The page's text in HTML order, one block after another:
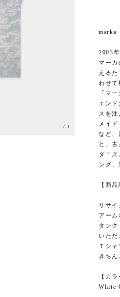
1 /1
marka
2003
マー
える
わせて
「マ
エン
スを
メイ
など、
と、
ダニ
ング、
【商品
リサ
アーム
タン
いただ
Ｔシ
きちん
【カラ
White